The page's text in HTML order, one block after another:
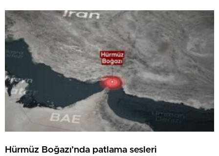
Hürmüz Boğazı’nda patlama sesleri